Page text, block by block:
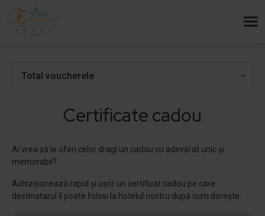
Certificate cadou
Ai vrea să le oferi celor dragi un cadou cu adevărat unic și
memorabil?
Achiziționează rapid și ușor un certificat cadou pe care
destinatarul îl poate folosi la hotelul nostru după cum dorește.